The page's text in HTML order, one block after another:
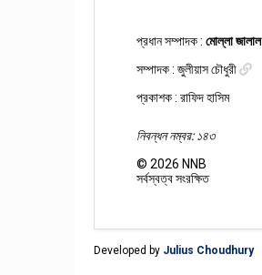
প্রধান সম্পাদক : মোল্লা জালাল
সম্পাদক : জুলীয়াস চৌধুরী
প্রকাশক : রাফিদ হাসিম
নিবন্ধন নম্বর: ১৪৩
© 2026 NNB
সর্বস্বত্ব সংরক্ষিত
Developed by Julius Choudhury